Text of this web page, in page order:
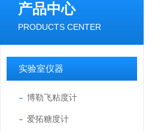
产品中心
PRODUCTS CENTER
实验室仪器
博勒飞粘度计
爱拓糖度计